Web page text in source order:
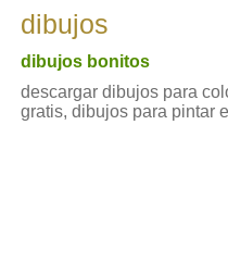
dibujos
dibujos bonitos
descargar dibujos para
gratis, dibujos para pintar